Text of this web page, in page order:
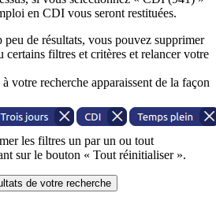
en CDI vous seront restituées.
peu de résultats, vous pouvez supprimer
certains filtres et critères et relancer votre
votre recherche apparaissent de la façon
les filtres un par un ou tout
sur le bouton « Tout réinitialiser ».
de votre recherche